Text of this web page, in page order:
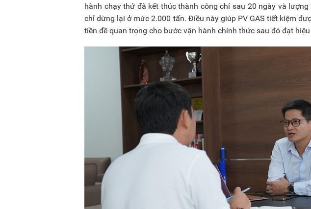
hành chạy thử đã kết thúc thành công chỉ sau 20 ngày và
chỉ dừng lại ở mức 2.000 tấn. Điều này giúp PV GAS tiết kiệm
tiền đề quan trọng cho bước vận hành chính thức sau đó đạt